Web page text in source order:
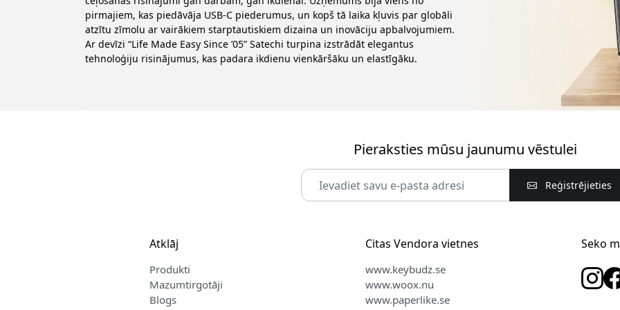
pirmajiem, kas piedāvāja USB-C piederumus, un kopš tā laika kļuvis par globāli
atzītu zīmolu ar vairākiem starptautiskiem dizaina un inovāciju apbalvojumiem.
Ar devīzi “Life Made Easy Since ’05” Satechi turpina izstrādāt elegantus
tehnoloģiju risinājumus, kas padara ikdienu vienkāršāku un elastīgāku.
Pieraksties mūsu jaunumu vēstulei
Reģistrējieties
Atklāj
Produkti
Mazumtirgotāji
Blogs
Citas Vendora vietnes
www.keybudz.se
www.woox.nu
www.paperlike.se
Seko